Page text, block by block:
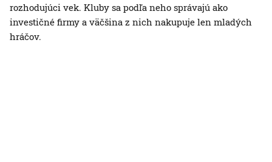
rozhodujúci vek. Kluby sa podľa neho správajú ako
investičné firmy a väčšina z nich nakupuje len mladých
hráčov.